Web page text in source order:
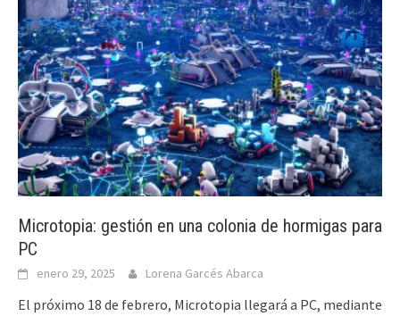
Microtopia: gestión en una colonia de hormigas para
PC
enero 29, 2025 Lorena Garcés Abarca
El próximo 18 de febrero, Microtopia llegará a PC, mediante